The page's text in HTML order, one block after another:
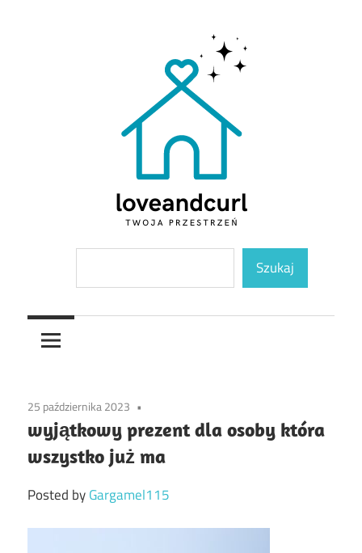
Loveandcurl Szukaj
25 października 2023
wyjątkowy prezent dla osoby która
wszystko już ma
Posted byGargamel115